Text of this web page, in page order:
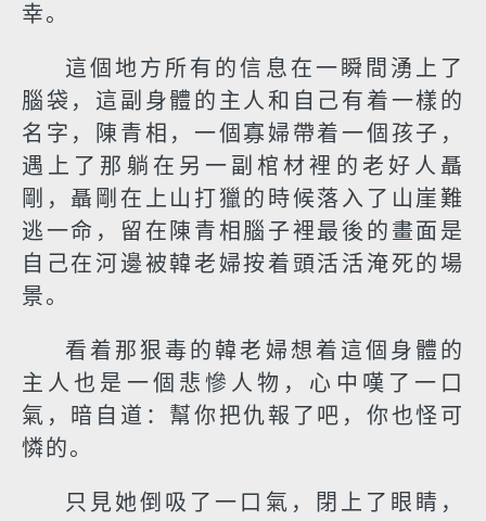
幸。
這個地方所有的信息在一瞬間湧上了
腦袋，這副身體的主人和自己有着一樣的
名字，陳青相，一個寡婦帶着一個孩子，
遇上了那躺在另一副棺材裡的老好人聶
剛，聶剛在上山打獵的時候落入了山崖難
逃一命，留在陳青相腦子裡最後的畫面是
自己在河邊被韓老婦按着頭活活淹死的場
景。
看着那狠毒的韓老婦想着這個身體的
主人也是一個悲慘人物，心中嘆了一口
氣，暗自道：幫你把仇報了吧，你也怪可
憐的。
只見她倒吸了一口氣，閉上了眼睛，